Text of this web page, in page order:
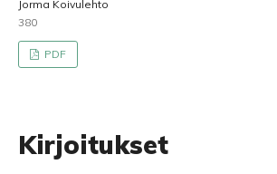
Jorma Koivulehto
380
PDF
Kirjoitukset